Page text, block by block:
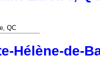
QC
Hélène-de-